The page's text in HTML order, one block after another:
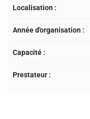
Localisation :
Année d'organisation :
Capacité :
Prestateur :